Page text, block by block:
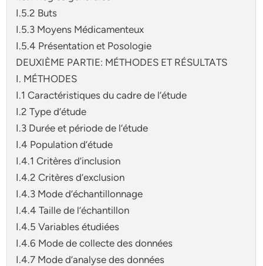
I.5.2 Buts
I.5.3 Moyens Médicamenteux
I.5.4 Présentation et Posologie
DEUXIÈME PARTIE: MÉTHODES ET RÉSULTATS
I. MÉTHODES
I.1 Caractéristiques du cadre de l’étude
I.2 Type d’étude
I.3 Durée et période de l’étude
I.4 Population d’étude
I.4.1 Critères d’inclusion
I.4.2 Critères d’exclusion
I.4.3 Mode d’échantillonnage
I.4.4 Taille de l’échantillon
I.4.5 Variables étudiées
I.4.6 Mode de collecte des données
I.4.7 Mode d’analyse des données